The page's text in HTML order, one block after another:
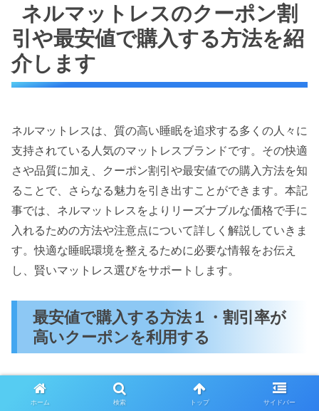
ネルマットレスのクーポン割
引や最安値で購入する方法を紹
介します
ネルマットレスは、質の高い睡眠を追求する多くの人々に
支持されている人気のマットレスブランドです。その快適
さや品質に加え、クーポン割引や最安値での購入方法を知
ることで、さらなる魅力を引き出すことができます。本記
事では、ネルマットレスをよりリーズナブルな価格で手に
入れるための方法や注意点について詳しく解説していきま
す。快適な睡眠環境を整えるために必要な情報をお伝え
し、賢いマットレス選びをサポートします。
最安値で購入する方法１・割引率が
高いクーポンを利用する
ネルマットレスを最安値で手に入れるための方法の一つ
ホーム 検索 トップ サイドバー